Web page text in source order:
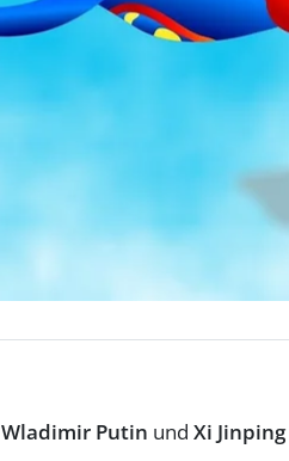
Wladimir Putin und Xi Jinping